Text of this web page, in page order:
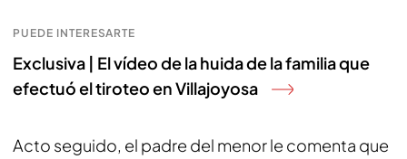
PUEDE INTERESARTE
Exclusiva | El vídeo de la huida de la familia que
efectuó el tiroteo en Villajoyosa
Acto seguido, el padre del menor le comenta que